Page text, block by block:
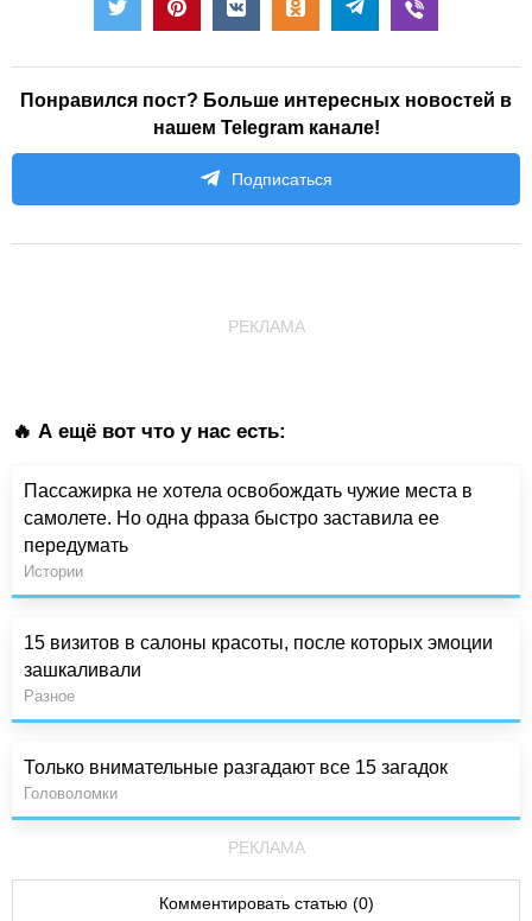
Понравился пост? Больше интересных новостей в
нашем Telegram канале!
Подписаться
РЕКЛАМА
🔥 А ещё вот что у нас есть:
Пассажирка не хотела освобождать чужие места в
самолете. Но одна фраза быстро заставила ее
передумать
Истории
15 визитов в салоны красоты, после которых эмоции
зашкаливали
Разное
Только внимательные разгадают все 15 загадок
Головоломки
РЕКЛАМА
Комментировать статью (0)